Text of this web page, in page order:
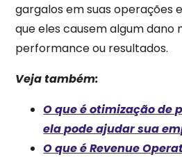
gargalos em suas operações
que eles causem algum dano
performance ou resultados.
Veja também:
O que é otimização de
ela pode ajudar sua
O que é Revenue